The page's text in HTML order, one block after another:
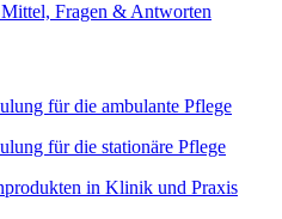
Fragen & Antworten
für die ambulante Pflege
für die stationäre Pflege
in Klinik und Praxis